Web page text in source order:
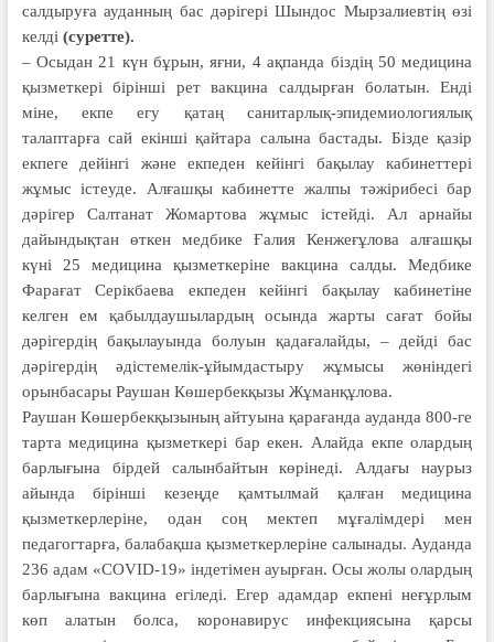
салдыруға ауданның бас дәрігері Шындос Мырзалиевтің өзі
келді (суретте).
– Осыдан 21 күн бұрын, яғни, 4 ақпанда біздің 50 медицина
қызметкері бірінші рет вакцина салдырған болатын. Енді
міне, екпе егу қатаң санитарлық-эпидемиологиялық
талаптарға сай екінші қайтара салына бастады. Бізде қазір
екпеге дейінгі және екпеден кейінгі бақылау кабинеттері
жұмыс істеуде. Алғашқы кабинетте жалпы тәжірибесі бар
дәрігер Салтанат Жомартова жұмыс істейді. Ал арнайы
дайындықтан өткен медбике Ғалия Кенжеғұлова алғашқы
күні 25 медицина қызметкеріне вакцина салды. Медбике
Фарағат Серікбаева екпеден кейінгі бақылау кабинетіне
келген ем қабылдаушылардың осында жарты сағат бойы
дәрігердің бақылауында болуын қадағалайды, – дейді бас
дәрігердің әдістемелік-ұйымдастыру жұмысы жөніндегі
орынбасары Раушан Көшербекқызы Жұманқұлова.
Раушан Көшербекқызының айтуына қарағанда ауданда 800-ге
тарта медицина қызметкері бар екен. Алайда екпе олардың
барлығына бірдей салынбайтын көрінеді. Алдағы наурыз
айында бірінші кезеңде қамтылмай қалған медицина
қызметкерлеріне, одан соң мектеп мұғалімдері мен
педагогтарға, балабақша қызметкерлеріне салынады. Ауданда
236 адам «COVID-19» індетімен ауырған. Осы жолы олардың
барлығына вакцина егіледі. Егер адамдар екпені неғұрлым
көп алатын болса, коронавирус инфекциясына қарсы